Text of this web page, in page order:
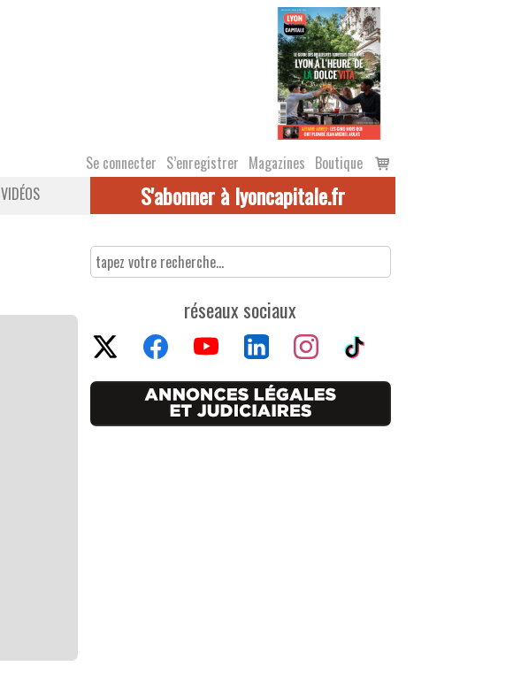
Se connecter S’enregistrer Magazines Boutique
Voir
le
VIDÉOS S'abonner à lyoncapitale.fr
réseaux sociaux